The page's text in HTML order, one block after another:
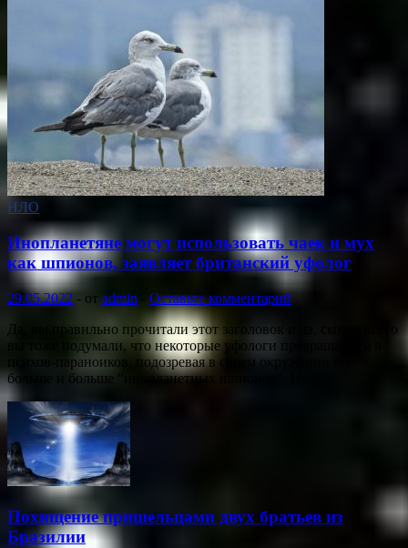
НЛО
Инопланетяне могут использовать чаек и мух
как шпионов, заявляет британский уфолог
29.05.2022 - от admin
Оставьте комментарий
Да, вы правильно прочитали этот заголовок и да, скорее всего
вы тоже подумали, что некоторые уфологи превращаются в
психов-параноиков, подозревая в своем окружении все
больше и больше "инопланетных шпионов". Но, …
Похищение пришельцами двух братьев из
Бразилии